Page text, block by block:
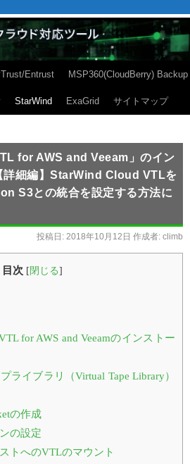
Entrust MSP360(CloudBerry) Backup
StarWind ExaGrid サイトマップ
for AWS and Veeam」のイン
詳細編】StarWind Cloud VTLを
S3との統合を設定する方法に
投稿日: 2018年10月12日 作成者: climb
目次 [ 閉じる]
for AWS and Veeamのインストー
ライブラリ（Virtual Tape Library）
の作成
の設定
トへのVTLのマウント